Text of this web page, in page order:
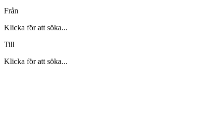
Från
Klicka för att söka...
Till
Klicka för att söka...